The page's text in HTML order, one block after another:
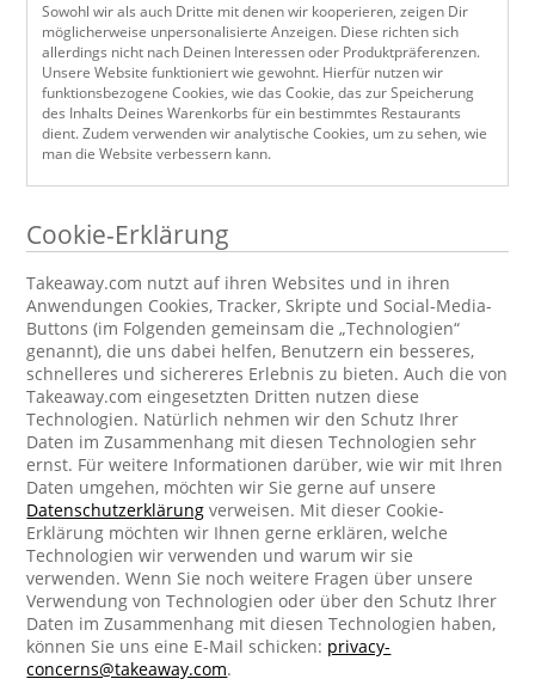
Sowohl wir als auch Dritte mit denen wir kooperieren, zeigen Dir
möglicherweise unpersonalisierte Anzeigen. Diese richten sich
allerdings nicht nach Deinen Interessen oder Produktpräferenzen.
Unsere Website funktioniert wie gewohnt. Hierfür nutzen wir
funktionsbezogene Cookies, wie das Cookie, das zur Speicherung
des Inhalts Deines Warenkorbs für ein bestimmtes Restaurants
dient. Zudem verwenden wir analytische Cookies, um zu sehen, wie
man die Website verbessern kann.
Cookie-Erklärung
Takeaway.com nutzt auf ihren Websites und in ihren
Anwendungen Cookies, Tracker, Skripte und Social-Media-
Buttons (im Folgenden gemeinsam die „Technologien“
genannt), die uns dabei helfen, Benutzern ein besseres,
schnelleres und sichereres Erlebnis zu bieten. Auch die von
Takeaway.com eingesetzten Dritten nutzen diese
Technologien. Natürlich nehmen wir den Schutz Ihrer
Daten im Zusammenhang mit diesen Technologien sehr
ernst. Für weitere Informationen darüber, wie wir mit Ihren
Daten umgehen, möchten wir Sie gerne auf unsere
Datenschutzerklärung verweisen. Mit dieser Cookie-
Erklärung möchten wir Ihnen gerne erklären, welche
Technologien wir verwenden und warum wir sie
verwenden. Wenn Sie noch weitere Fragen über unsere
Verwendung von Technologien oder über den Schutz Ihrer
Daten im Zusammenhang mit diesen Technologien haben,
können Sie uns eine E-Mail schicken: privacy-
concerns@takeaway.com.